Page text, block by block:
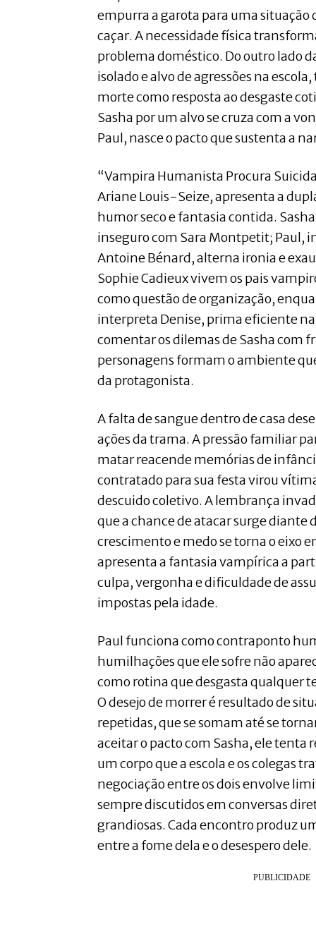
empurra a garota para uma situação
caçar. A necessidade física
problema doméstico. Do outro lado
isolado e alvo de agressões na
morte como resposta ao desgaste
Sasha por um alvo se cruza com a
Paul, nasce o pacto que sustenta a
“Vampira Humanista Procura
Ariane Louis-Seize, apresenta a
humor seco e fantasia contida.
inseguro com Sara Montpetit; Paul,
Antoine Bénard, alterna ironia e
Sophie Cadieux vivem os pais
como questão de organização,
interpreta Denise, prima eficiente
comentar os dilemas de Sasha com
personagens formam o ambiente
da protagonista.
A falta de sangue dentro de casa
ações da trama. A pressão familiar
matar reacende memórias de
contratado para sua festa virou
descuido coletivo. A lembrança
que a chance de atacar surge diante
crescimento e medo se torna o eixo
apresenta a fantasia vampírica a
culpa, vergonha e dificuldade de
impostas pela idade.
Paul funciona como contraponto
humilhações que ele sofre não
como rotina que desgasta qualquer
O desejo de morrer é resultado de
repetidas, que se somam até se
aceitar o pacto com Sasha, ele tenta
um corpo que a escola e os colegas
negociação entre os dois envolve
sempre discutidos em conversas
grandiosas. Cada encontro produz
entre a fome dela e o desespero dele.